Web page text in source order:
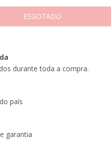
durante toda a compra.
país
garantia